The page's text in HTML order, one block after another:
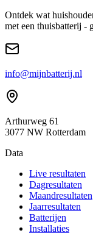
Ontdek wat
met een thuisbatterij -
info@mijnbatterij.nl
Arthurweg 61
3077 NW Rotterdam
Data
Live resultaten
Dagresultaten
Maandresultaten
Jaarresultaten
Batterijen
Installaties